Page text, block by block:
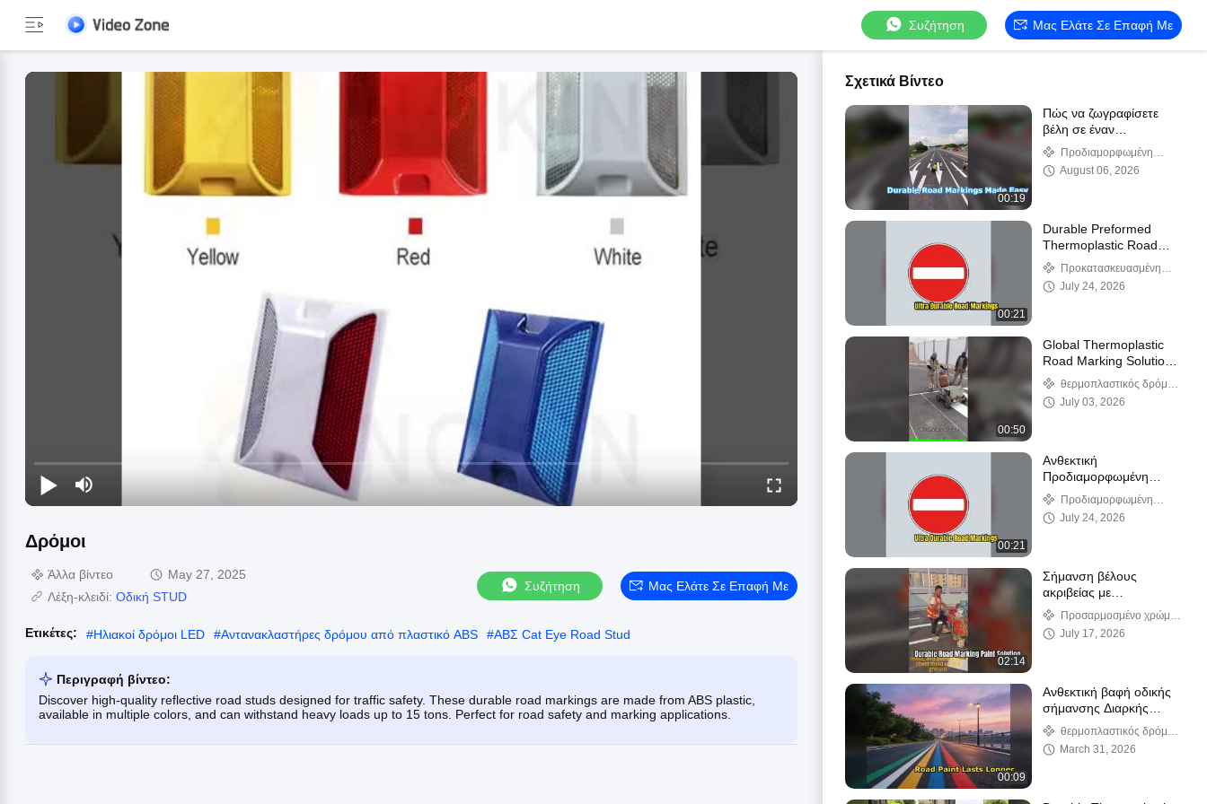
Συζήτηση Μας Ελάτε Σε Επαφή Με
Δρόμοι
Άλλα βίντεο
May 27, 2025
Λέξη-κλειδί: Οδική STUD
Συζήτηση Μας Ελάτε Σε Επαφή Με
Ετικέτες: #Ηλιακοί δρόμοι LED #Αντανακλαστήρες δρόμου από πλαστικό ABS #ΑΒΣ Cat Eye Road Stud
Περιγραφή βίντεο:
Discover high-quality reflective road studs designed for traffic safety. These durable road markings are made from ABS plastic,
available in multiple colors, and can withstand heavy loads up to 15 tons. Perfect for road safety and marking applications.
Σχετικά Βίντεο
00:19
Πώς να ζωγραφίσετε
βέλη σε έναν
αυτοκινητόδρομο
χρησιμοποιώντας απλά
εργαλεία;
Προδιαμορφωμένη
Θερμοπλαστική Οδική
August 06, 2026
00:21
Durable Preformed
Thermoplastic Road
Markings for Safety
Προκατασκευασμένη
θερμοπλαστική οδική
July 24, 2026
00:50
Global Thermoplastic
Road Marking Solutions
for Safer Infrastructure
θερμοπλαστικός δρόμος
που χαρακτηρίζει το χρώμα
July 03, 2026
00:21
Ανθεκτική
Προδιαμορφωμένη
Θερμοπλαστική Οδική
Σήμανση για Ασφάλεια
Προδιαμορφωμένη
Θερμοπλαστική Οδική
July 24, 2026
02:14
Σήμανση βέλους
ακριβείας με
θερμοπλαστική βαφή
οδικής σήμανσης |
Ανθεκτική λύση οδικής
Προσαρμοσμένο χρώμα
οδικής σήμανσης
July 17, 2026
00:09
Ανθεκτική βαφή οδικής
σήμανσης Διαρκής
ορατότητα
θερμοπλαστικός δρόμος
που χαρακτηρίζει το χρώμα
March 31, 2026